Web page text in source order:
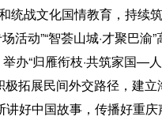
战文化国情教育，持续
活动”“智荟山城·才聚巴
办“归雁衔枝·共筑家国—
拓展民间外交路径，建
好中国故事，传播好重庆